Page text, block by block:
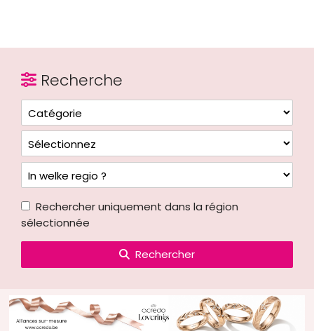
Recherche
Rechercher uniquement dans la région
sélectionnée
Rechercher